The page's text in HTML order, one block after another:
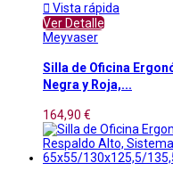
 Vista rápida
Ver Detalle
Meyvaser
Silla de Oficina
Negra y Roja,...
164,90 €